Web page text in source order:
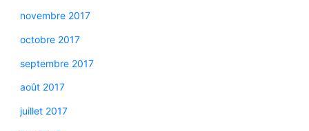
novembre 2017
octobre 2017
septembre 2017
août 2017
juillet 2017